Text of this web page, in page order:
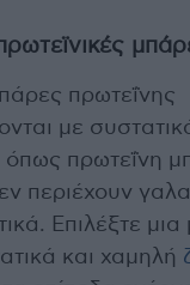
πρωτεΐνης
με
πρωτεΐνη
περιέχουν
Επιλέξτε
και χαμηλή